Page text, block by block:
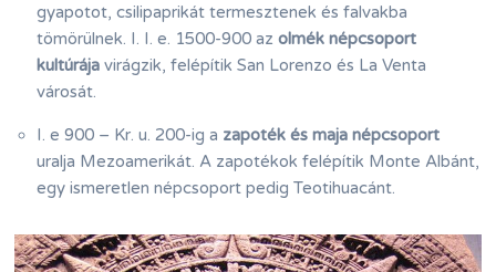
gyapotot, csilipaprikát termesztenek és falvakba
tömörülnek. I. I. e. 1500-900 azolmék népcsoport
kultúrája virágzik, felépítik San Lorenzo és La Venta
városát.
I. e 900 – Kr. u. 200-ig a zapoték és maja népcsoport
uralja Mezoamerikát. A zapotékok felépítik Monte Albánt,
egy ismeretlen népcsoport pedig Teotihuacánt.